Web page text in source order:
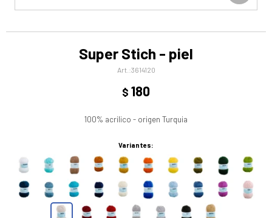
Super Stich - piel
3614120
$ 180
100% acrilico - origen Turquia
Variantes: